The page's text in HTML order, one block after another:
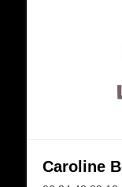
Caroline